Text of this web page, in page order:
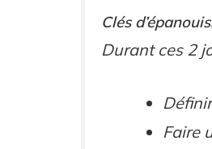
Clés
Durant ces 2
Faire